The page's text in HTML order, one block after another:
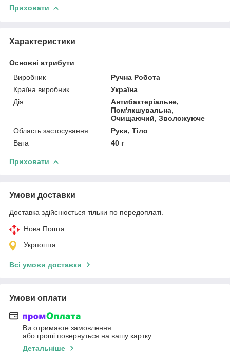
Приховати
Характеристики
Основні атрибути
Виробник
Ручна Робота
Країна виробник
Україна
Дія
Антибактеріальне,
Пом'якшувальна,
Очищаючий, Зволожуюче
Область застосування
Руки, Тіло
Вага
40 г
Приховати
Умови доставки
Доставка здійснюється тільки по передоплаті.
Нова Пошта
Укрпошта
Всі умови доставки
Умови оплати
Ви отримаєте замовлення
або гроші повернуться на вашу картку
Детальніше